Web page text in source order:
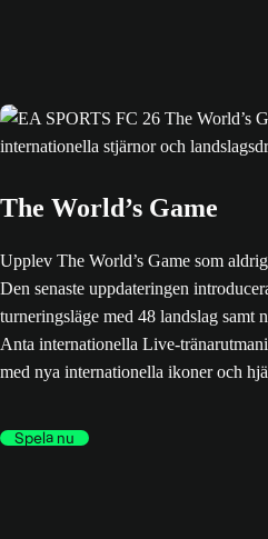
The World’s Game
Upplev The World’s Game som
Den senaste uppdateringen
turneringsläge med 48 landslag samt
Anta internationella Live-
med nya internationella ikoner och
Spela nu